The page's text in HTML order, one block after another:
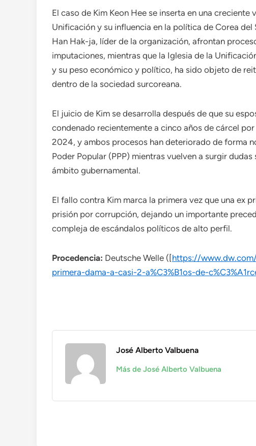
El caso de Kim Keon Hee se inserta en una
Unificación y su influencia en la política de Corea
Han Hak-ja, líder de la organización, afrontan
imputaciones, mientras que la Iglesia de la
y su peso económico y político, ha sido objeto de
dentro de la sociedad surcoreana.
El juicio de Kim se desarrolla después de que su
condenado recientemente a cinco años de cárcel
2024, y ambos procesos han deteriorado de forma
Poder Popular (PPP) mientras vuelven a surgir
ámbito gubernamental.
El fallo contra Kim marca la primera vez que una ex
prisión por corrupción, dejando un importante
compleja de escándalos políticos de alto perfil.
Procedencia: Deutsche Welle ([https://
primera-dama-a-casi-2-a%C3%B1os-de-
José Alberto Valbuena
Más de José Alberto Valbuena